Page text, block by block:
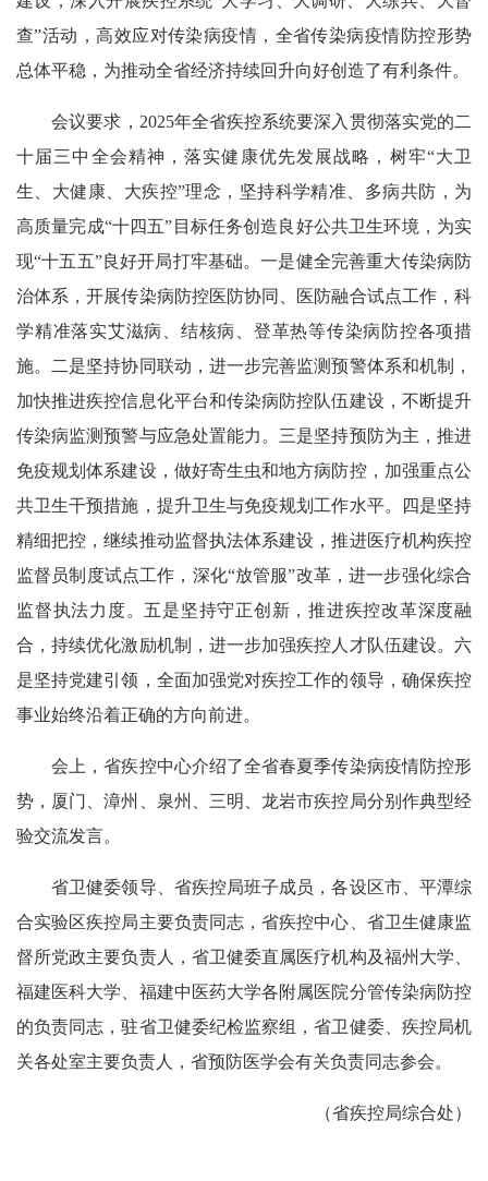
查”活动，高效应对传染病疫情，全省传染病疫情防控形势
总体平稳，为推动全省经济持续回升向好创造了有利条件。
会议要求，2025年全省疾控系统要深入贯彻落实党的二
十届三中全会精神，落实健康优先发展战略，树牢“大卫
生、大健康、大疾控”理念，坚持科学精准、多病共防，为
高质量完成“十四五”目标任务创造良好公共卫生环境，为实
现“十五五”良好开局打牢基础。一是健全完善重大传染病防
治体系，开展传染病防控医防协同、医防融合试点工作，科
学精准落实艾滋病、结核病、登革热等传染病防控各项措
施。二是坚持协同联动，进一步完善监测预警体系和机制，
加快推进疾控信息化平台和传染病防控队伍建设，不断提升
传染病监测预警与应急处置能力。三是坚持预防为主，推进
免疫规划体系建设，做好寄生虫和地方病防控，加强重点公
共卫生干预措施，提升卫生与免疫规划工作水平。四是坚持
精细把控，继续推动监督执法体系建设，推进医疗机构疾控
监督员制度试点工作，深化“放管服”改革，进一步强化综合
监督执法力度。五是坚持守正创新，推进疾控改革深度融
合，持续优化激励机制，进一步加强疾控人才队伍建设。六
是坚持党建引领，全面加强党对疾控工作的领导，确保疾控
事业始终沿着正确的方向前进。
会上，省疾控中心介绍了全省春夏季传染病疫情防控形
势，厦门、漳州、泉州、三明、龙岩市疾控局分别作典型经
验交流发言。
省卫健委领导、省疾控局班子成员，各设区市、平潭综
合实验区疾控局主要负责同志，省疾控中心、省卫生健康监
督所党政主要负责人，省卫健委直属医疗机构及福州大学、
福建医科大学、福建中医药大学各附属医院分管传染病防控
的负责同志，驻省卫健委纪检监察组，省卫健委、疾控局机
关各处室主要负责人，省预防医学会有关负责同志参会。
（省疾控局综合处）